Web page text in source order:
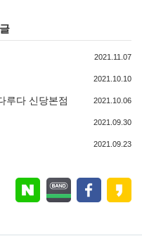
2021.11.07
2021.10.10
루다 신당본점 2021.10.06
2021.09.30
2021.09.23